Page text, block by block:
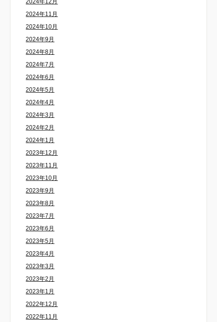
2024年12月
2024年11月
2024年10月
2024年9月
2024年8月
2024年7月
2024年6月
2024年5月
2024年4月
2024年3月
2024年2月
2024年1月
2023年12月
2023年11月
2023年10月
2023年9月
2023年8月
2023年7月
2023年6月
2023年5月
2023年4月
2023年3月
2023年2月
2023年1月
2022年12月
2022年11月